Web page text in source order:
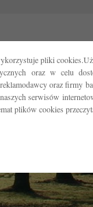
pliki
oraz w celu
oraz firmy
serwisów
plików cookies